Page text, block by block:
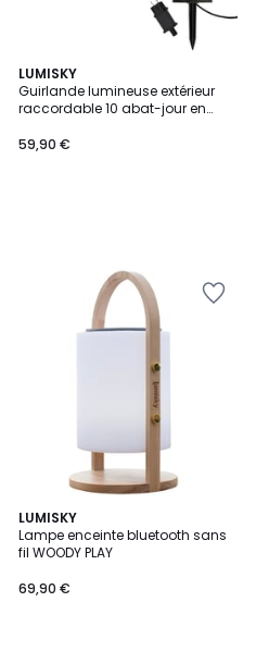
LUMISKY
Guirlande lumineuse extérieur
raccordable 10 abat-jour en
blanc chaud 8m solaire et sur
59,90 €
LUMISKY
Lampe enceinte bluetooth sans
fil WOODY PLAY
69,90 €